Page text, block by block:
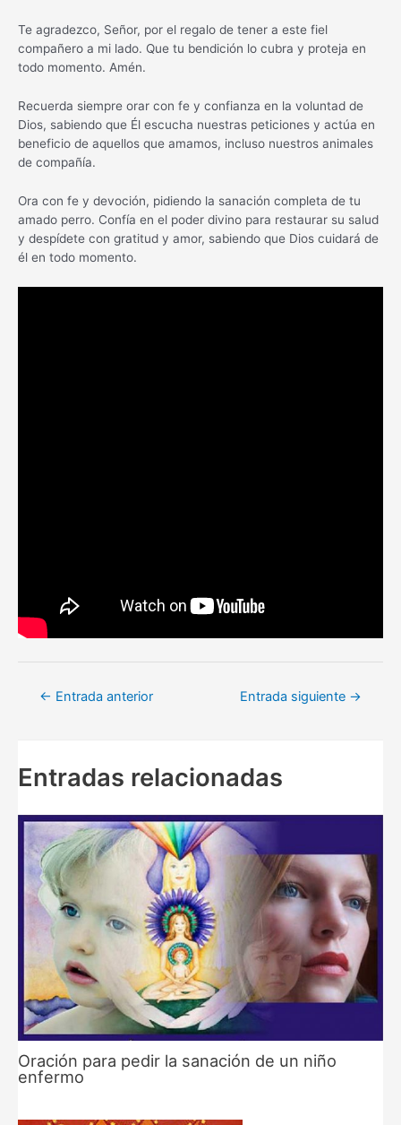
Te agradezco, Señor, por el regalo de tener a este fiel
compañero a mi lado. Que tu bendición lo cubra y proteja en
todo momento. Amén.
Recuerda siempre orar con fe y confianza en la voluntad de
Dios, sabiendo que Él escucha nuestras peticiones y actúa en
beneficio de aquellos que amamos, incluso nuestros animales
de compañía.
Ora con fe y devoción, pidiendo la sanación completa de tu
amado perro. Confía en el poder divino para restaurar su salud
y despídete con gratitud y amor, sabiendo que Dios cuidará de
él en todo momento.
Navegación
← Entrada anterior Entrada siguiente →
Entradas relacionadas
Oración para pedir la sanación de un niño
enfermo